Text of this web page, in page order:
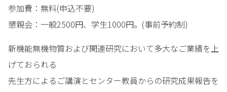
参加費：無料(申込不要)
懇親会：一般2500円、学生1000円。(事前予約制)
新機能無機物質および関連研究において多大なご業績を上
げておられる
先生方によるご講演とセンター教員からの研究成果報告を